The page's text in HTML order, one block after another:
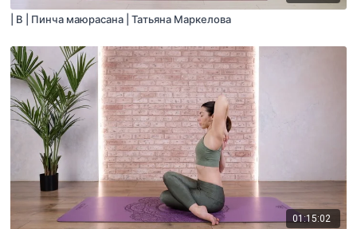
| B | Пинча маюрасана | Татьяна Маркелова
01:15:02